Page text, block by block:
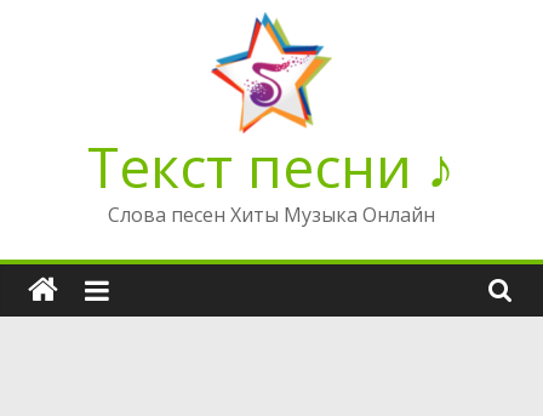
Текст песни ♪
Слова песен Хиты Музыка Онлайн